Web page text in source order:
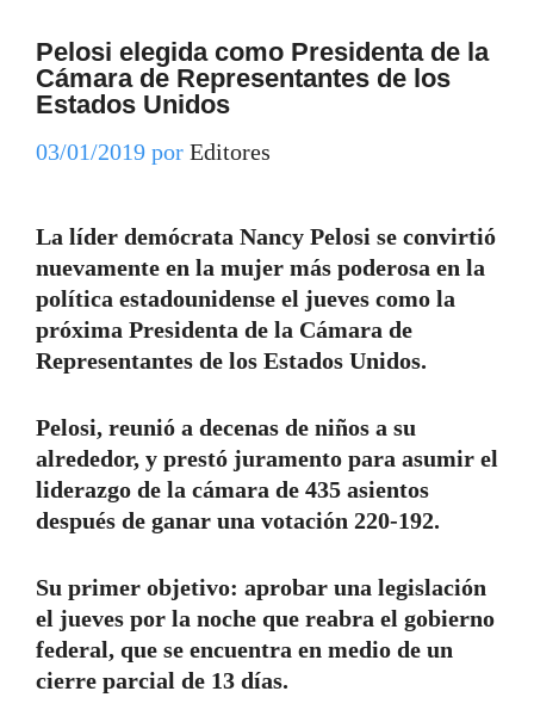
Pelosi elegida como Presidenta de la
Cámara de Representantes de los
Estados Unidos
03/01/2019 por Editores
La líder demócrata Nancy Pelosi se convirtió
nuevamente en la mujer más poderosa en la
política estadounidense el jueves como la
próxima Presidenta de la Cámara de
Representantes de los Estados Unidos.
Pelosi, reunió a decenas de niños a su
alrededor, y prestó juramento para asumir el
liderazgo de la cámara de 435 asientos
después de ganar una votación 220-192.
Su primer objetivo: aprobar una legislación
el jueves por la noche que reabra el gobierno
federal, que se encuentra en medio de un
cierre parcial de 13 días.